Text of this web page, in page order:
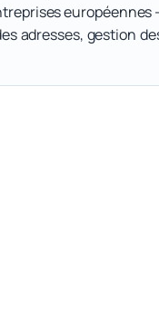
adresses, gestion